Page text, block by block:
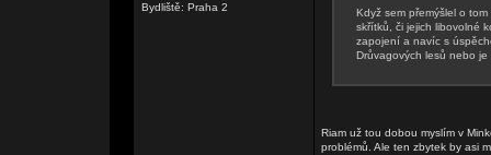
Bydliště: Praha 2
Když sem přemýšlel o
skřítků, či jejich libovolné
zapojení a navíc s
Drůvagových lesů nebo
Riam už tou dobou myslím v
problémů. Ale ten zbytek by asi